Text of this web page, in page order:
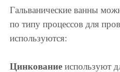
Гальванические ванны
по типу процессов для
используются:
Цинкование используют